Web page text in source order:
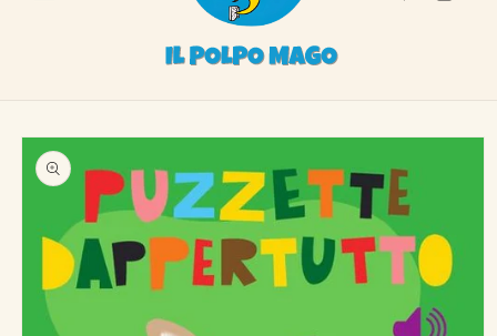
Passa alle
informazioni
sul prodotto